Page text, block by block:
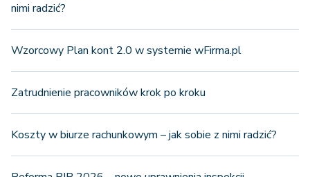
nimi radzić?
Wzorcowy Plan kont 2.0 w systemie wFirma.pl
Zatrudnienie pracowników krok po kroku
Koszty w biurze rachunkowym – jak sobie z nimi radzić?